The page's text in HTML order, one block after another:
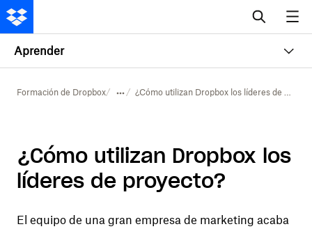
Aprender
Formación de Dropbox ¿Cómo utilizan Dropbox los líderes de proyecto?
¿Cómo utilizan Dropbox los
líderes de proyecto?
El equipo de una gran empresa de marketing acaba